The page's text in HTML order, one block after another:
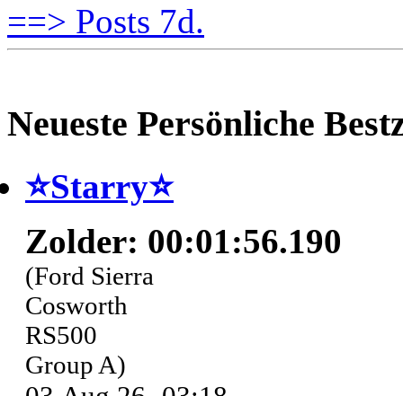
==> Posts 7d.
Neueste Persönliche
⭐️Starry⭐
Zolder: 00:01:56.190
(Ford Sierra
Cosworth
RS500
Group A)